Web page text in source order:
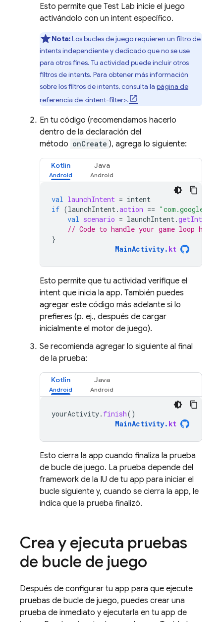
Esto permite que Test Lab inicie el juego
activándolo con un intent específico.
Nota:Los bucles de juego requieren un filtro de
intents independiente y dedicado que no se use
para otros fines. Tu actividad puede incluir otros
filtros de intents. Para obtener más información
sobre los filtros de intents, consulta la página de
referencia de <intent-filter>.
En tu código (recomendamos hacerlo
dentro de la declaración del
método onCreate ), agrega lo siguiente:
Kotlin Java
val launchIntent = intent
if (launchIntent.action ==
val scenario = launchIntent.getIntExtra
// Code to handle your game loop here
}
MainActivity. kt
Esto permite que tu actividad verifique el
intent que inicia la app. También puedes
agregar este código más adelante si lo
prefieres (p. ej., después de cargar
inicialmente el motor de juego).
Se recomienda agregar lo siguiente al final
de la prueba:
Kotlin Java
yourActivity. finish()
MainActivity. kt
Esto cierra la app cuando finaliza la prueba
de bucle de juego. La prueba depende del
framework de la IU de tu app para iniciar el
bucle siguiente y, cuando se cierra la app, le
indica que la prueba finalizó.
Crea y ejecuta pruebas
de bucle de juego
Después de configurar tu app para que ejecute
pruebas de bucle de juego, puedes crear una
prueba de inmediato y ejecutarla en tu app de